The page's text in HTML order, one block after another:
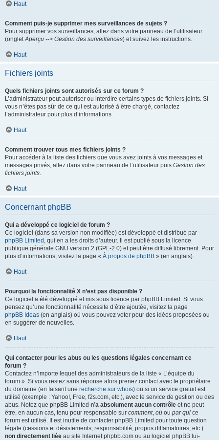
Haut
Comment puis-je supprimer mes surveillances de sujets ?
Pour supprimer vos surveillances, allez dans votre panneau de l’utilisateur
(ongletAperçu --> Gestion des surveillances) et suivez les instructions.
Haut
Fichiers joints
Quels fichiers joints sont autorisés sur ce forum ?
L’administrateur peut autoriser ou interdire certains types de fichiers joints. Si
vous n’êtes pas sûr de ce qui est autorisé à être chargé, contactez
l’administrateur pour plus d’informations.
Haut
Comment trouver tous mes fichiers joints ?
Pour accéder à la liste des fichiers que vous avez joints à vos messages et
messages privés, allez dans votre panneau de l’utilisateur puis Gestion des
fichiers joints.
Haut
Concernant phpBB
Qui a développé ce logiciel de forum ?
Ce logiciel (dans sa version non modifiée) est développé et distribué par
phpBB Limited , qui en a les droits d’auteur. Il est publié sous la licence
publique générale GNU version 2 (GPL-2.0) et peut être diffusé librement. Pour
plus d’informations, visitez la page « À propos de phpBB » (en anglais).
Haut
Pourquoi la fonctionnalité X n’est pas disponible ?
Ce logiciel a été développé et mis sous licence par phpBB Limited. Si vous
pensez qu’une fonctionnalité nécessite d’être ajoutée, visitez la page
phpBB Ideas (en anglais) où vous pouvez voter pour des idées proposées ou
en suggérer de nouvelles.
Haut
Qui contacter pour les abus ou les questions légales concernant ce
forum ?
Contactez n’importe lequel des administrateurs de la liste « L’équipe du
forum ». Si vous restez sans réponse alors prenez contact avec le propriétaire
du domaine (en faisant une recherche sur whois) ou si un service gratuit est
utilisé (exemple : Yahoo!, Free, f2s.com, etc.), avec le service de gestion ou des
abus. Notez que phpBB Limited n’a absolument aucun contrôle et ne peut
être, en aucun cas, tenu pour responsable sur comment, où ou par qui ce
forum est utilisé. Il est inutile de contacter phpBB Limited pour toute question
légale (cessions et désistements, responsabilité, propos diffamatoires, etc.)
non directement liée au site Internet phpbb.com ou au logiciel phpBB lui-